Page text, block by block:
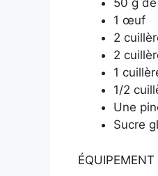
50 g
1 œuf
2
2
1
1/2
Une
Sucre
ÉQUIPEMENT